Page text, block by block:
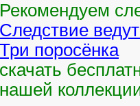
Рекомендуем
Следствие
Три поросёнка
скачать
нашей